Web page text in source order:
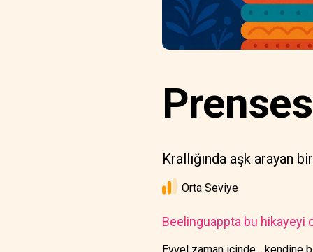
Krallığında aşk arayan
Orta Seviye
Beelinguappta bu hikayeyi